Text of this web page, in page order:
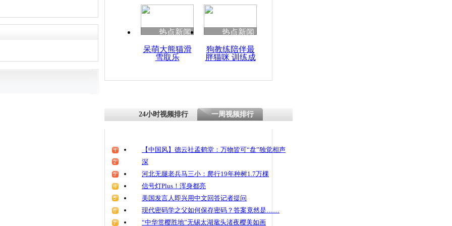
热点新闻
呆萌大熊猫滑
雪取乐
热点新闻
狗教练陪伴最
胖猫咪 训练成
24小时视频排行 一周视频排行
【中国风】德云社孟鹤堂：万物皆可“盘”独觉相声
深
河北无腿老兵马三小：爬行19年种树1.7万棵
信号灯Plus！浑身都亮
美国发言人即兴用中文回答记者提问
现代密码学之父如何保存密码？答案竟然是……
“中华赏樱胜地”无锡太湖鼋头渚夜樱美如画